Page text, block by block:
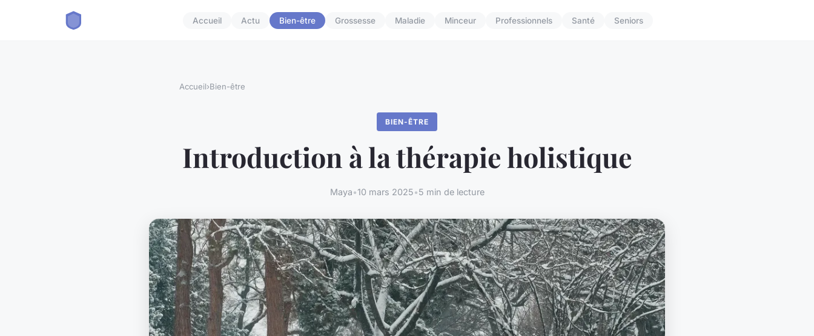
Accueil Actu Bien-être Grossesse Maladie Minceur Professionnels Santé Seniors
Accueil›Bien-être
BIEN-ÊTRE
Introduction à la thérapie holistique
Maya•10 mars 2025•5 min de lecture